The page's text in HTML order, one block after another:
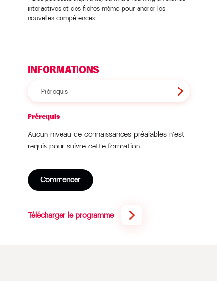
interactives et des fiches mémo pour ancrer les
nouvelles compétences
INFORMATIONS
Prérequis
Prérequis
Aucun niveau de connaissances préalables n’est
requis pour suivre cette formation.
Commencer
Télécharger le programme